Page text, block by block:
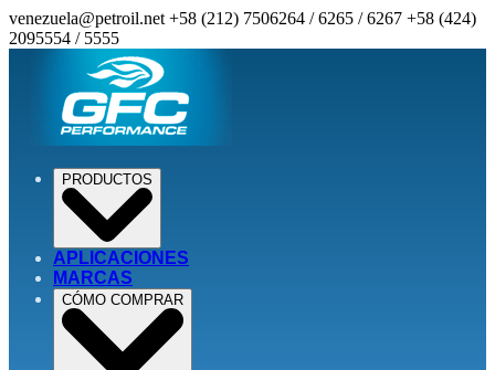
venezuela@petroil.net +58 (212) 7506264 / 6265 / 6267 +58 (424)
2095554 / 5555
PRODUCTOS
APLICACIONES
MARCAS
CÓMO COMPRAR